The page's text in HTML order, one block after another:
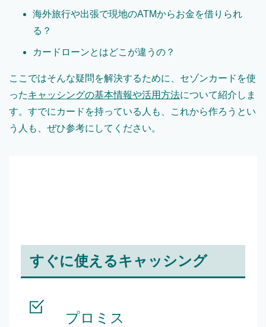
海外旅行や出張で現地のATMからお金を借りられ
る？
カードローンとはどこが違うの？
ここではそんな疑問を解決するために、セゾンカードを使
ったキャッシングの基本情報や活用方法について紹介しま
す。すでにカードを持っている人も、これから作ろうとい
う人も、ぜひ参考にしてください。
すぐに使えるキャッシング
プロミス